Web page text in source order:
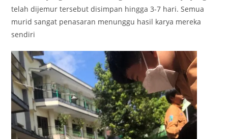
telah dijemur tersebut disimpan hingga 3-7 hari. Semua
murid sangat penasaran menunggu hasil karya mereka
sendiri